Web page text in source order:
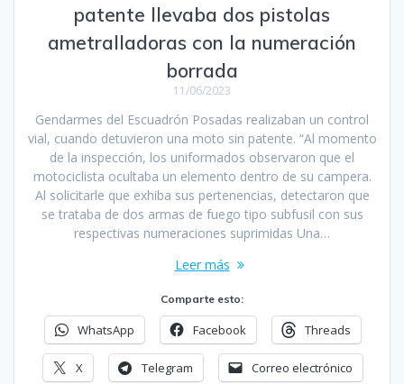
patente llevaba dos pistolas
ametralladoras con la numeración
borrada
11/06/2023
Gendarmes del Escuadrón Posadas realizaban un control
vial, cuando detuvieron una moto sin patente. “Al momento
de la inspección, los uniformados observaron que el
motociclista ocultaba un elemento dentro de su campera.
Al solicitarle que exhiba sus pertenencias, detectaron que
se trataba de dos armas de fuego tipo subfusil con sus
respectivas numeraciones suprimidas Una…
Leer más
Comparte esto:
WhatsApp Facebook Threads
X Telegram Correo electrónico